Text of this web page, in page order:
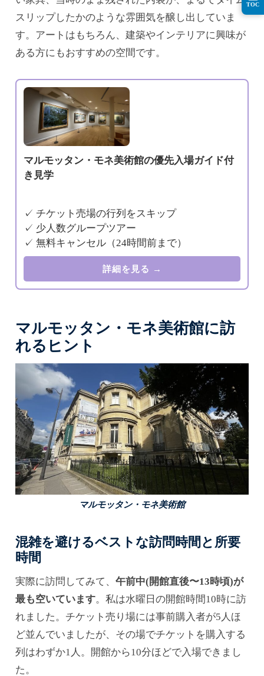
スリップしたかのような雰囲気を醸し出していま
す。アートはもちろん、建築やインテリアに興味が
ある方にもおすすめの空間です。
マルモッタン・モネ美術館の優先入場ガイド付
き見学
✓ チケット売場の行列をスキップ
✓ 少人数グループツアー
✓ 無料キャンセル（24時間前まで）
詳細を見る →
マルモッタン・モネ美術館に訪
れるヒント
マルモッタン・モネ美術館
混雑を避けるベストな訪問時間と所要
時間
実際に訪問してみて、 午前中(開館直後〜13時頃)が
最も空いています。私は水曜日の開館時間10時に訪
れました。チケット売り場には事前購入者が5人ほ
ど並んでいましたが、その場でチケットを購入する
列はわずか1人。開館から10分ほどで入場できまし
た。
TOC